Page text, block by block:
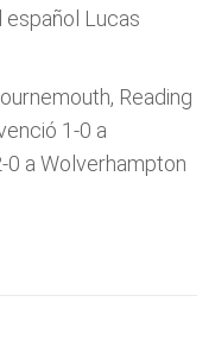
Lucas
Reading
1-0 a
a Wolverhampton